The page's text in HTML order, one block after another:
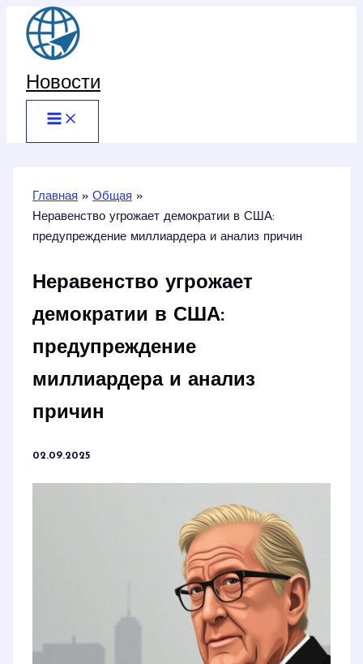
Перейти
содержимому
Новости
Главная
Общая
Неравенство угрожает демократии в США:
предупреждение миллиардера и анализ причин
Неравенство угрожает
демократии в США:
предупреждение
миллиардера и анализ
причин
02.09.2025